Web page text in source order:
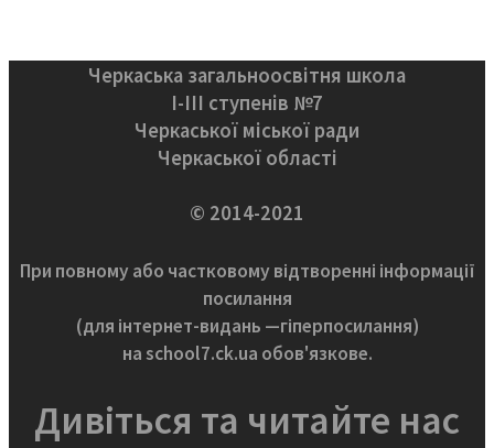
Черкаська загальноосвітня школа
І-ІІІ ступенів №7
Черкаської міської ради
Черкаської області
© 2014-2021
При повному або частковому відтворенні інформації
посилання
(для інтернет-видань —гіперпосилання)
на school7.ck.ua обов'язкове.
Дивіться та читайте нас